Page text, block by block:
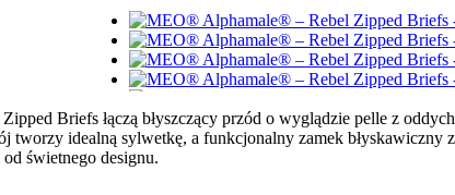
Briefs łączą błyszczący przód o wyglądzie pelle z
tworzy idealną sylwetkę, a funkcjonalny zamek
świetnego designu.